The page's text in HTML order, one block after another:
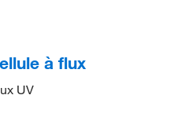
à flux
UV